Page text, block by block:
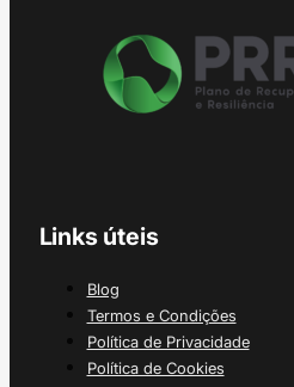
Links úteis
Blog
Termos e Condições
Política de Privacidade
Política de Cookies